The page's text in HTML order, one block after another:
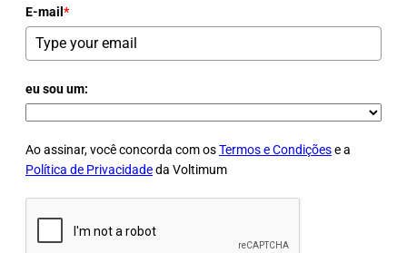
E-mail *
eu sou um:
Ao assinar, você concorda com osTermos e Condiçõese a
Política de Privacidadeda Voltimum